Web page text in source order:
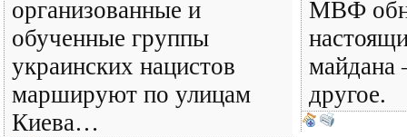
организованные и
обученные группы
украинских нацистов
маршируют по улицам
Киева…
МВФ
майдана
другое.